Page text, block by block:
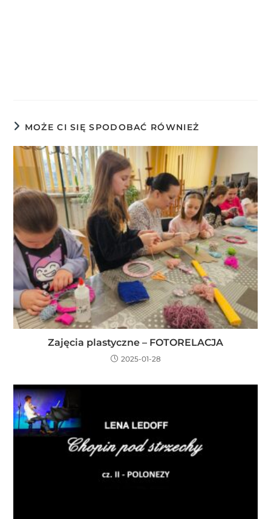
MOŻE CI SIĘ SPODOBAĆ RÓWNIEŻ
Zajęcia plastyczne – FOTORELACJA
2025-01-28